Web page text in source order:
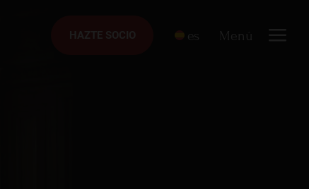
es Menú
HAZTE SOCIO